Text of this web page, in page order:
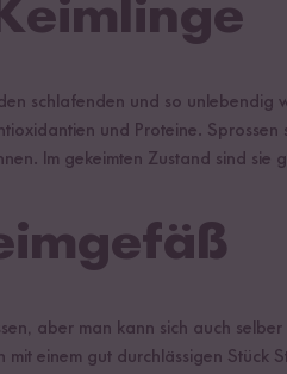
schlafenden und so
und Proteine.
Im gekeimten Zustand sind sie
aber man kann sich auch
einem gut durchlässigen